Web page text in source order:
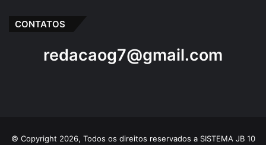
CONTATOS
redacaog7@gmail.com
© Copyright 2026, Todos os direitos reservados a SISTEMA JB 10